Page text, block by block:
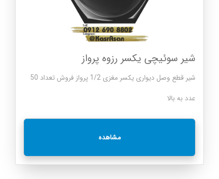
شیر سوئیچی یکسر رزوه پرواز
شیر قطع وصل دیواری یکسر مغزی 1/2 پرواز فروش تعداد 50
عدد به بالا
مشاهده